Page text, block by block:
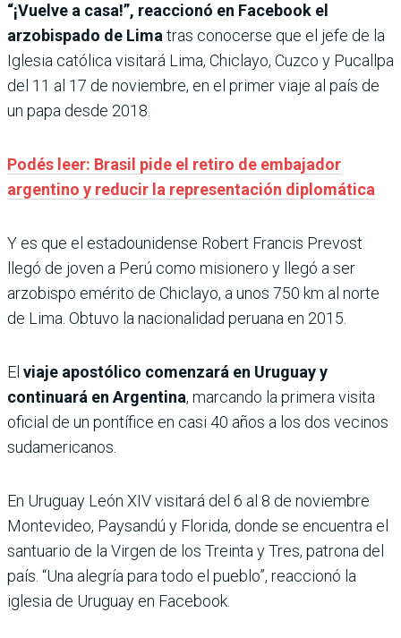
“¡Vuelve a casa!”, reaccionó en Facebook el
arzobispado de Lima tras conocerse que el jefe de la
Iglesia católica visitará Lima, Chiclayo, Cuzco y Pucallpa
del 11 al 17 de noviembre, en el primer viaje al país de
un papa desde 2018.
Podés leer: Brasil pide el retiro de embajador
argentino y reducir la representación diplomática
Y es que el estadounidense Robert Francis Prevost
llegó de joven a Perú como misionero y llegó a ser
arzobispo emérito de Chiclayo, a unos 750 km al norte
de Lima. Obtuvo la nacionalidad peruana en 2015.
El viaje apostólico comenzará en Uruguay y
continuará en Argentina, marcando la primera visita
oficial de un pontífice en casi 40 años a los dos vecinos
sudamericanos.
En Uruguay León XIV visitará del 6 al 8 de noviembre
Montevideo, Paysandú y Florida, donde se encuentra el
santuario de la Virgen de los Treinta y Tres, patrona del
país. “Una alegría para todo el pueblo”, reaccionó la
iglesia de Uruguay en Facebook.